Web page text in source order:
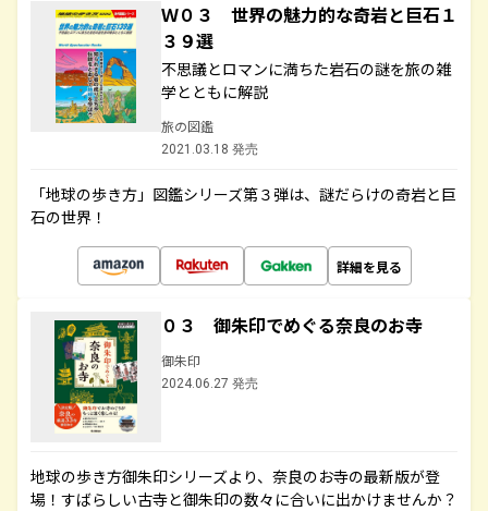
Ｗ０３ 世界の魅力的な奇岩と巨石１
３９選
不思議とロマンに満ちた岩石の謎を旅の雑
学とともに解説
旅の図鑑
2021.03.18 発売
「地球の歩き方」図鑑シリーズ第３弾は、謎だらけの奇岩と巨
石の世界！
詳細を見る
０３ 御朱印でめぐる奈良のお寺
御朱印
2024.06.27 発売
地球の歩き方御朱印シリーズより、奈良のお寺の最新版が登
場！すばらしい古寺と御朱印の数々に合いに出かけませんか？